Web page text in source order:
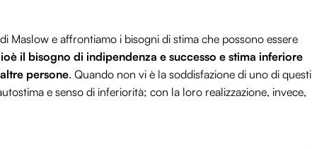
Maslow e affrontiamo i bisogni di stima che possono essere
il bisogno di indipendenza e successo e stima inferiore
persone. Quando non vi è la soddisfazione di uno di questi
e senso di inferiorità; con la loro realizzazione, invece,